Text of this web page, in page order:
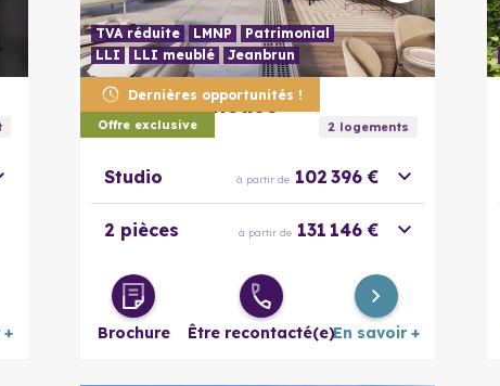
En savoir plus
Dernières opportunités !
Offre exclusive
TVA réduite LMNP
Patrimonial
LLI
LLI meublé Jeanbrun
68100 Mulhouse
Florissens 2logements
Studio à partir de 102 396 €
2 pièces à partir de 131 146 €
Brochure Être recontacté(e)En savoir +